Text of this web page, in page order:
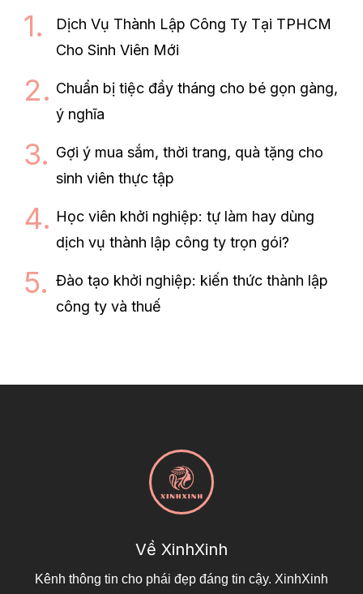
Dịch Vụ Thành Lập Công Ty Tại TPHCM
Cho Sinh Viên Mới
Chuẩn bị tiệc đầy tháng cho bé gọn gàng,
ý nghĩa
Gợi ý mua sắm, thời trang, quà tặng cho
sinh viên thực tập
Học viên khởi nghiệp: tự làm hay dùng
dịch vụ thành lập công ty trọn gói?
Đào tạo khởi nghiệp: kiến thức thành lập
công ty và thuế
Về XinhXinh
Kênh thông tin cho phái đẹp đáng tin cậy. XinhXinh